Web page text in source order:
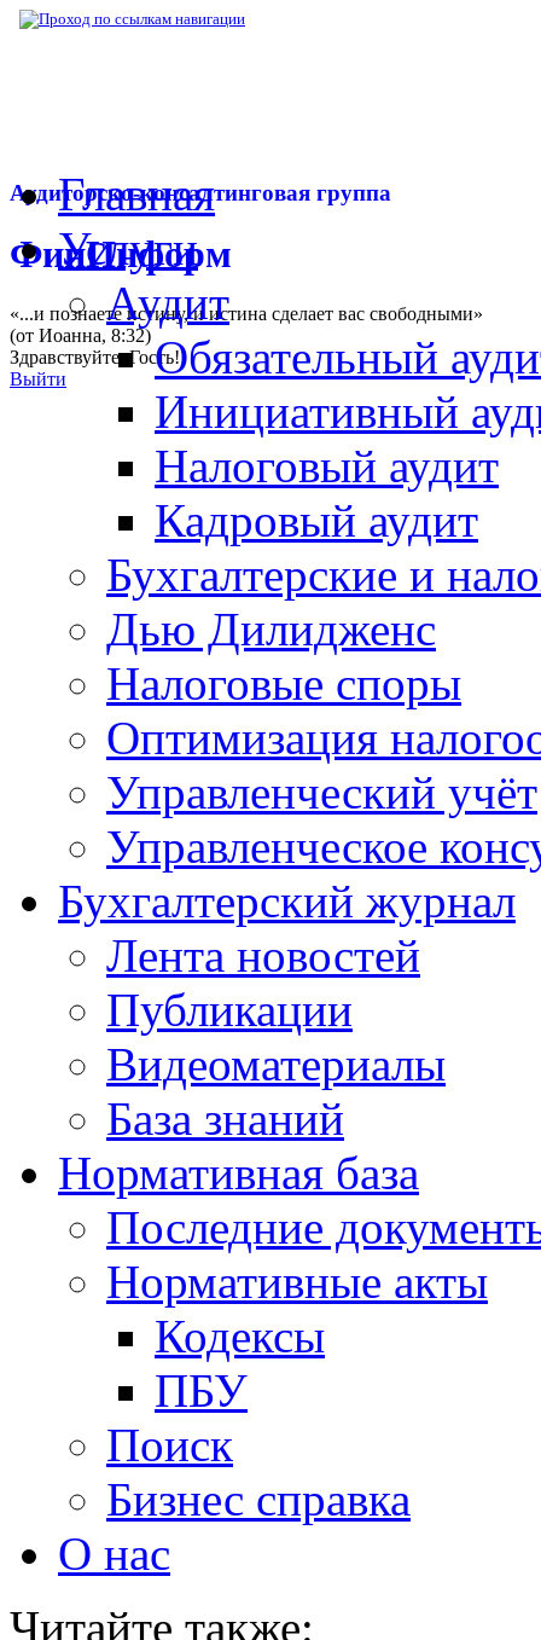
Аудиторско-консалтинговая группа
ФинИнформ
«...и познаете истину, и истина сделает вас свободными»
(от Иоанна, 8:32)
Здравствуйте,Гость!
Выйти
Главная
Услуги
Аудит
Обязательный
Инициативный
Налоговый аудит
Кадровый аудит
Бухгалтерские и
Дью Дилидженс
Налоговые споры
Оптимизация
Управленческий учёт
Управленческое
Бухгалтерский журнал
Лента новостей
Публикации
Видеоматериалы
База знаний
Нормативная база
Последние
Нормативные акты
Кодексы
ПБУ
Поиск
Бизнес справка
О нас
Читайте также: